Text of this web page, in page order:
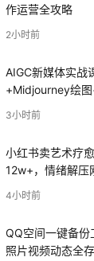
作运营全攻略
2小时前
AIGC新媒体实战
+Midjourney绘
3小时前
小红书卖艺术疗
12w+，情绪解压
4小时前
QQ空间一键备份
照片视频动态全